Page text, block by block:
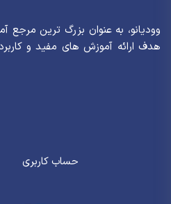
وودیانو، به عنوان بزرگ ترین مرجع
هدف ارائه آموزش های مفید و
حساب کاربری